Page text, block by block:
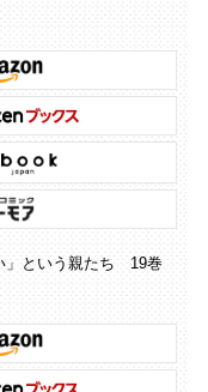
」という親たち 19巻